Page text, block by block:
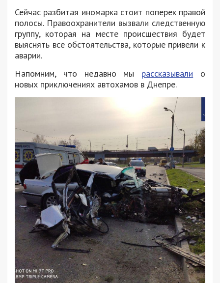
Сейчас разбитая иномарка стоит поперек правой
полосы. Правоохранители вызвали следственную
группу, которая на месте происшествия будет
выяснять все обстоятельства, которые привели к
аварии.
Напомним, что недавно мы рассказывали о
новых приключениях автохамов в Днепре.